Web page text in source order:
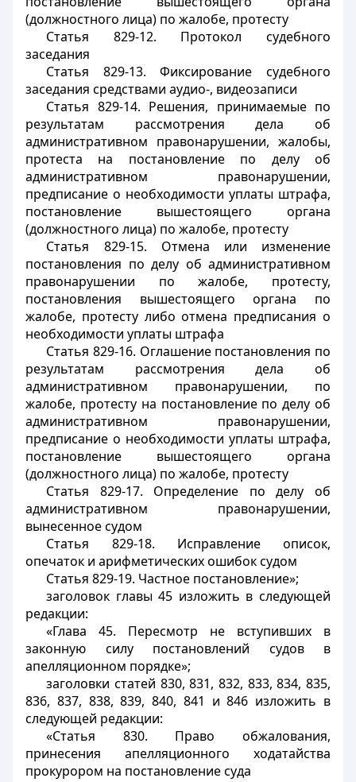
(должностного лица) по жалобе, протесту
Статья 829-12. Протокол судебного
заседания
Статья 829-13. Фиксирование судебного
заседания средствами аудио-, видеозаписи
Статья 829-14. Решения, принимаемые по
результатам рассмотрения дела об
административном правонарушении, жалобы,
протеста на постановление по делу об
административном правонарушении,
предписание о необходимости уплаты штрафа,
постановление вышестоящего органа
(должностного лица) по жалобе, протесту
Статья 829-15. Отмена или изменение
постановления по делу об административном
правонарушении по жалобе, протесту,
постановления вышестоящего органа по
жалобе, протесту либо отмена предписания о
необходимости уплаты штрафа
Статья 829-16. Оглашение постановления по
результатам рассмотрения дела об
административном правонарушении, по
жалобе, протесту на постановление по делу об
административном правонарушении,
предписание о необходимости уплаты штрафа,
постановление вышестоящего органа
(должностного лица) по жалобе, протесту
Статья 829-17. Определение по делу об
административном правонарушении,
вынесенное судом
Статья 829-18. Исправление описок,
опечаток и арифметических ошибок судом
Статья 829-19. Частное постановление»;
заголовок главы 45 изложить в следующей
редакции:
«Глава 45. Пересмотр не вступивших в
законную силу постановлений судов в
апелляционном порядке»;
заголовки статей 830, 831, 832, 833, 834, 835,
836, 837, 838, 839, 840, 841 и 846 изложить в
следующей редакции:
«Статья 830. Право обжалования,
принесения апелляционного ходатайства
прокурором на постановление суда